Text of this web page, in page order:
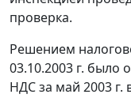
проверка.
Решением
03.10.2003 г. было
НДС за май 2003 г.